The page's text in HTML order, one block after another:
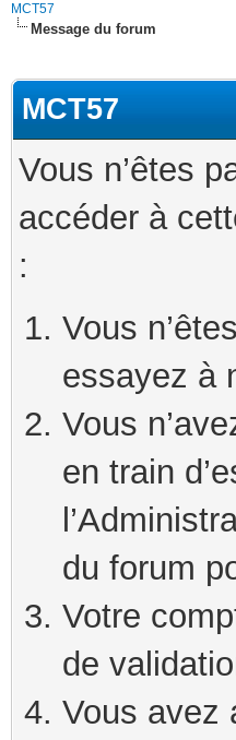
MCT57
Message du forum
MCT57
Vous n’êtes
accéder à
:
Vous
essayez à
Vous
en train
du forum
Votre
de
Vous avez